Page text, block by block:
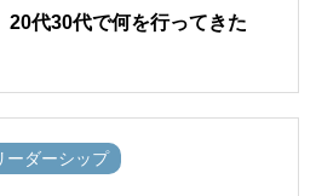
20代30代で何を行ってきた
ーダーシップ